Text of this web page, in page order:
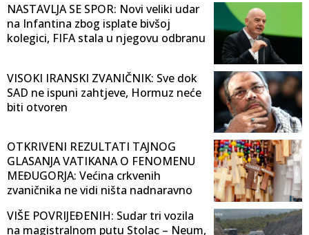
NASTAVLJA SE SPOR: Novi veliki udar
na Infantina zbog isplate bivšoj
kolegici, FIFA stala u njegovu odbranu
VISOKI IRANSKI ZVANIČNIK: Sve dok
SAD ne ispuni zahtjeve, Hormuz neće
biti otvoren
OTKRIVENI REZULTATI TAJNOG
GLASANJA VATIKANA O FENOMENU
MEĐUGORJA: Većina crkvenih
zvaničnika ne vidi ništa nadnaravno
VIŠE POVRIJEĐENIH: Sudar tri vozila
na magistralnom putu Stolac – Neum,